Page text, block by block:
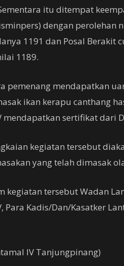
itu ditempat
dengan
1191 dan Posal Berakit
1189.
pemenang mendapatkan
ikan kerapu canthang
mendapatkan sertifikat dari
kegiatan tersebut
yang telah dimasak
kegiatan tersebut Wadan
Para Kadis/Dan/Kasatker
IV Tanjungpinang)